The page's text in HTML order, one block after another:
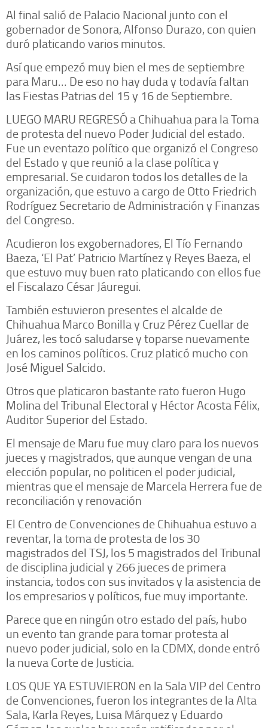
Al final salió de Palacio Nacional junto con el
gobernador de Sonora, Alfonso Durazo, con quien
duró platicando varios minutos.
Así que empezó muy bien el mes de septiembre
para Maru… De eso no hay duda y todavía faltan
las Fiestas Patrias del 15 y 16 de Septiembre.
LUEGO MARU REGRESÓ a Chihuahua para la Toma
de protesta del nuevo Poder Judicial del estado.
Fue un eventazo político que organizó el Congreso
del Estado y que reunió a la clase política y
empresarial. Se cuidaron todos los detalles de la
organización, que estuvo a cargo de Otto Friedrich
Rodríguez Secretario de Administración y Finanzas
del Congreso.
Acudieron los exgobernadores, El Tío Fernando
Baeza, ‘El Pat’ Patricio Martínez y Reyes Baeza, el
que estuvo muy buen rato platicando con ellos fue
el Fiscalazo César Jáuregui.
También estuvieron presentes el alcalde de
Chihuahua Marco Bonilla y Cruz Pérez Cuellar de
Juárez, les tocó saludarse y toparse nuevamente
en los caminos políticos. Cruz platicó mucho con
José Miguel Salcido.
Otros que platicaron bastante rato fueron Hugo
Molina del Tribunal Electoral y Héctor Acosta Félix,
Auditor Superior del Estado.
El mensaje de Maru fue muy claro para los nuevos
jueces y magistrados, que aunque vengan de una
elección popular, no politicen el poder judicial,
mientras que el mensaje de Marcela Herrera fue de
reconciliación y renovación
El Centro de Convenciones de Chihuahua estuvo a
reventar, la toma de protesta de los 30
magistrados del TSJ, los 5 magistrados del Tribunal
de disciplina judicial y 266 jueces de primera
instancia, todos con sus invitados y la asistencia de
los empresarios y políticos, fue muy importante.
Parece que en ningún otro estado del país, hubo
un evento tan grande para tomar protesta al
nuevo poder judicial, solo en la CDMX, donde entró
la nueva Corte de Justicia.
LOS QUE YA ESTUVIERON en la Sala VIP del Centro
de Convenciones, fueron los integrantes de la Alta
Sala, Karla Reyes, Luisa Márquez y Eduardo